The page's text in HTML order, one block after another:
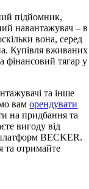
підйомник,
навантажувач – в
вона, серед
Купівля вживаних
фінансовий тягар у
та інше
ваморендувати
на придбання та
вигоду від
BECKER.
та отримайте